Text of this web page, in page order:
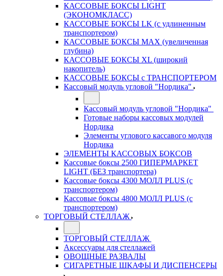
КАССОВЫЕ БОКСЫ LIGHT
(ЭКОНОМКЛАСС)
КАССОВЫЕ БОКСЫ LK (с удлиненным
транспортером)
КАССОВЫЕ БОКСЫ MAX (увеличенная
глубина)
КАССОВЫЕ БОКСЫ XL (широкий
накопитель)
КАССОВЫЕ БОКСЫ с ТРАНСПОРТЕРОМ
Кассовый модуль угловой "Нордика"
Кассовый модуль угловой "Нордика"
Готовые наборы кассовых модулей
Нордика
Элементы углового кассавого модуля
Нордика
ЭЛЕМЕНТЫ КАССОВЫХ БОКСОВ
Кассовые боксы 2500 ГИПЕРМАРКЕТ
LIGHT (БЕЗ транспортера)
Кассовые боксы 4300 МОЛЛ PLUS (с
транспортером)
Кассовые боксы 4800 МОЛЛ PLUS (с
транспортером)
ТОРГОВЫЙ СТЕЛЛАЖ
ТОРГОВЫЙ СТЕЛЛАЖ
Аксессуары для стеллажей
ОВОЩНЫЕ РАЗВАЛЫ
СИГАРЕТНЫЕ ШКАФЫ И ДИСПЕНСЕРЫ